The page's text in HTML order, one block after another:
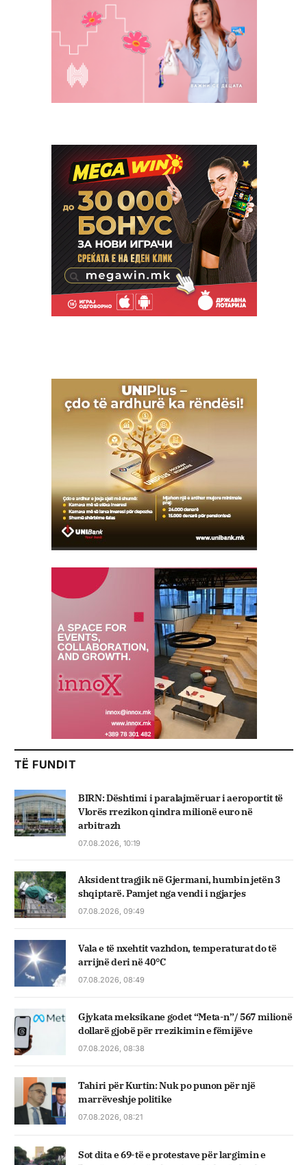
TË FUNDIT
BIRN: Dështimi i paralajmëruar i aeroportit të
Vlorës rrezikon qindra milionë euro në
arbitrazh
07.08.2026, 10:19
Aksident tragjik në Gjermani, humbin jetën 3
shqiptarë. Pamjet nga vendi i ngjarjes
07.08.2026, 09:49
Vala e të nxehtit vazhdon, temperaturat do të
arrijnë deri në 40°C
07.08.2026, 08:49
Gjykata meksikane godet “Meta-n”/ 567 milionë
dollarë gjobë për rrezikimin e fëmijëve
07.08.2026, 08:38
Tahiri për Kurtin: Nuk po punon për një
marrëveshje politike
07.08.2026, 08:21
Sot dita e 69-të e protestave për largimin e